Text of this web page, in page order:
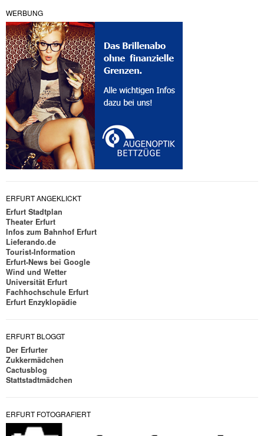
WERBUNG
ERFURT ANGEKLICKT
Erfurt Stadtplan
Theater Erfurt
Infos zum Bahnhof Erfurt
Lieferando.de
Tourist-Information
Erfurt-News bei Google
Wind und Wetter
Universität Erfurt
Fachhochschule Erfurt
Erfurt Enzyklopädie
ERFURT BLOGGT
Der Erfurter
Zukkermädchen
Cactusblog
Stattstadtmädchen
ERFURT FOTOGRAFIERT